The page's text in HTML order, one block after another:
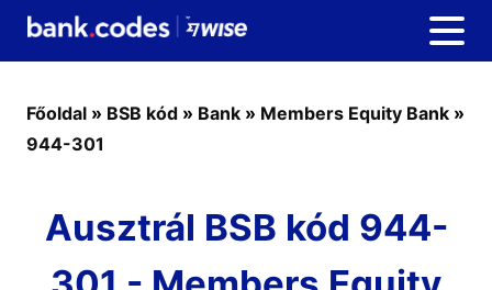
Főoldal » BSB kód » Bank » Members Equity Bank »
944-301
Ausztrál BSB kód 944-